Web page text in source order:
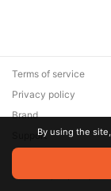
© 2026 Zaya
are the property of
Terms of service
Privacy policy
Brand
SupportBy using the